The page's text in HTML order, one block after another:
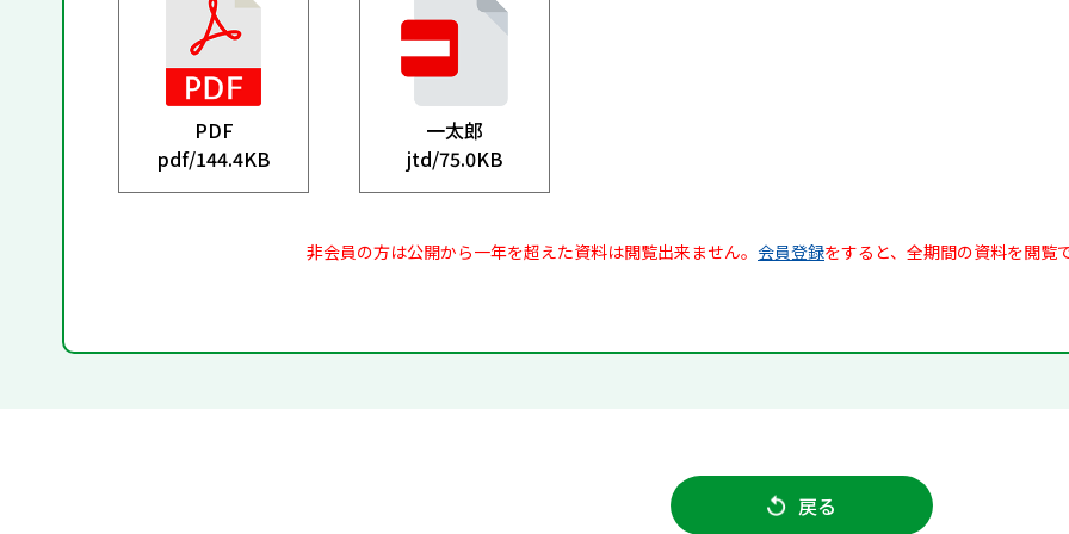
PDF
pdf/144.4KB
一太郎
jtd/75.0KB
非会員の方は公開から一年を超えた資料は閲覧出来ません。 会員登録をすると、全期間の資料を閲覧
戻る